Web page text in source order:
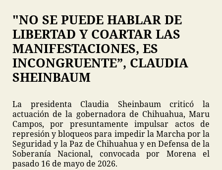
"NO SE PUEDE HABLAR DE
LIBERTAD Y COARTAR LAS
MANIFESTACIONES, ES
INCONGRUENTE”, CLAUDIA
SHEINBAUM
La presidenta Claudia Sheinbaum criticó la
actuación de la gobernadora de Chihuahua, Maru
Campos, por presuntamente impulsar actos de
represión y bloqueos para impedir la Marcha por la
Seguridad y la Paz de Chihuahua y en Defensa de la
Soberanía Nacional, convocada por Morena el
pasado 16 de mayo de 2026.